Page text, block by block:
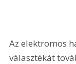
Az elektromos
választékát